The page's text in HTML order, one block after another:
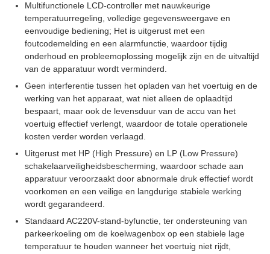
Multifunctionele LCD-controller met nauwkeurige
temperatuurregeling, volledige gegevensweergave en
eenvoudige bediening; Het is uitgerust met een
foutcodemelding en een alarmfunctie, waardoor tijdig
onderhoud en probleemoplossing mogelijk zijn en de uitvaltijd
van de apparatuur wordt verminderd.
Geen interferentie tussen het opladen van het voertuig en de
werking van het apparaat, wat niet alleen de oplaadtijd
bespaart, maar ook de levensduur van de accu van het
voertuig effectief verlengt, waardoor de totale operationele
kosten verder worden verlaagd.
Uitgerust met HP (High Pressure) en LP (Low Pressure)
schakelaarveiligheidsbescherming, waardoor schade aan
apparatuur veroorzaakt door abnormale druk effectief wordt
voorkomen en een veilige en langdurige stabiele werking
wordt gegarandeerd.
Standaard AC220V-stand-byfunctie, ter ondersteuning van
parkeerkoeling om de koelwagenbox op een stabiele lage
temperatuur te houden wanneer het voertuig niet rijdt,